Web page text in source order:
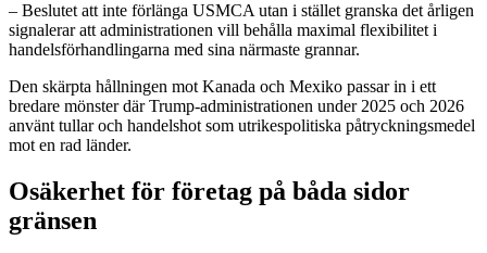
– Beslutet att inte förlänga USMCA utan i stället granska det årligen
signalerar att administrationen vill behålla maximal flexibilitet i
handelsförhandlingarna med sina närmaste grannar.
Den skärpta hållningen mot Kanada och Mexiko passar in i ett
bredare mönster där Trump-administrationen under 2025 och 2026
använt tullar och handelshot som utrikespolitiska påtryckningsmedel
mot en rad länder.
Osäkerhet för företag på båda sidor
gränsen